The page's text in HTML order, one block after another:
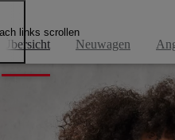
Übersicht Neuwagen
links scrollen
in Salzburg und